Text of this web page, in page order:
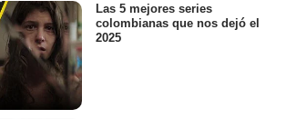
Las 5 mejores series
colombianas que nos dejó el
2025